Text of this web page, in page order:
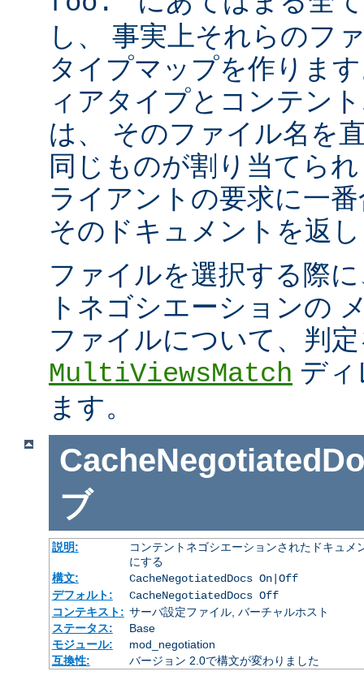
し、 事実上それらのフ
タイプマップを作りま
ィアタイプとコンテン
は、 そのファイル名を
同じものが割り当てら
ライアントの要求に一
そのドキュメントを返
ファイルを選択する際
トネゴシエーションの
ファイルについて、判
MultiViewsMatch デ
ます。
ブ
説明:
コンテントネゴシエーションされたドキュ
にする
構文:
CacheNegotiatedDocs On|Off
デフォルト:
CacheNegotiatedDocs Off
コンテキスト: サーバ設定ファイル, バーチャルホスト
ステータス:
Base
モジュール:
mod_negotiation
互換性:
バージョン 2.0で構文が変わりました